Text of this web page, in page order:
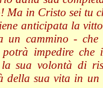
Ma in Cristo sei tu
anticipata la
un cammino -
potrà impedire
sua volontà di
della sua vita in un